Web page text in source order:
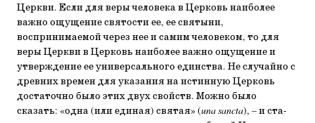
Церкви. Если для веры человека в Церковь наиболее
важно ощущение святости ее, ее святыни,
воспринимаемой через нее и самим человеком, то для
веры Церкви в Церковь наиболее важно ощущение и
утверждение ее универсального единства. Не случайно с
древних времен для указания на ис­тинную Церковь
достаточно было этих двух свойств. Можно было
сказать: «одна (или единая) святая» (una sancta), – и ста­